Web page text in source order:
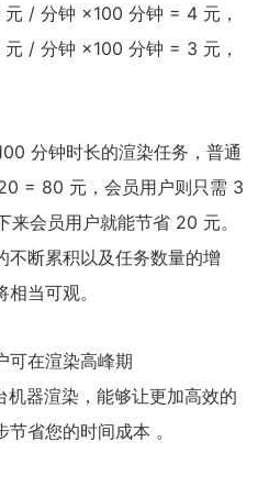
/ 分钟 ×100 分钟 = 4 元，
/ 分钟 ×100 分钟 = 3 元，
分钟时长的渲染任务，普通
= 80 元，会员用户则只需 3
会员用户就能节省 20 元。
不断累积以及任务数量的增
当可观。
可在渲染高峰期
机器渲染，能够让更加高效的
省您的时间成本 。